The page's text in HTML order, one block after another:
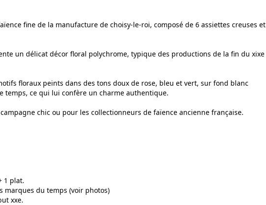
fine de la manufacture de choisy-le-roi, composé de 6 assiettes creuses et
un délicat décor floral polychrome, typique des productions de la fin du xixe
floraux peints dans des tons doux de rose, bleu et vert, sur fond blanc
temps, ce qui lui confère un charme authentique.
chic ou pour les collectionneurs de faïence ancienne française.
1 plat.
marques du temps (voir photos)
xxe.